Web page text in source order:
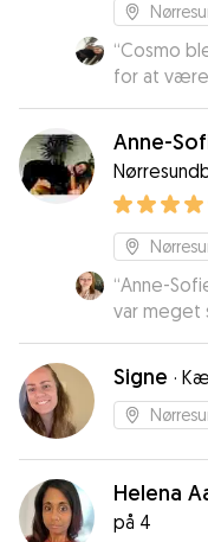
“Cosmo
for at
dag, når vi
Cosmo
nusset og
Anne-
“Anne-
var meget
- min
gerne
Signe ·
Helena
på 4